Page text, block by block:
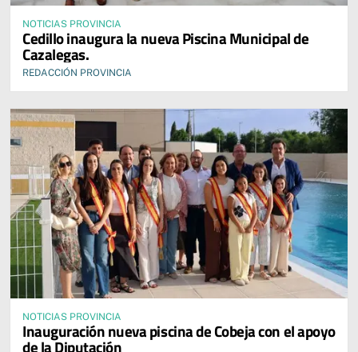
NOTICIAS PROVINCIA
Cedillo inaugura la nueva Piscina Municipal de
Cazalegas.
REDACCIÓN PROVINCIA
NOTICIAS PROVINCIA
Inauguración nueva piscina de Cobeja con el apoyo
de la Diputación